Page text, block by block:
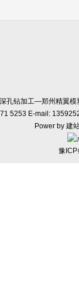
孔钻加工—郑州精翼
5253 E-mail:
Power by 建
豫